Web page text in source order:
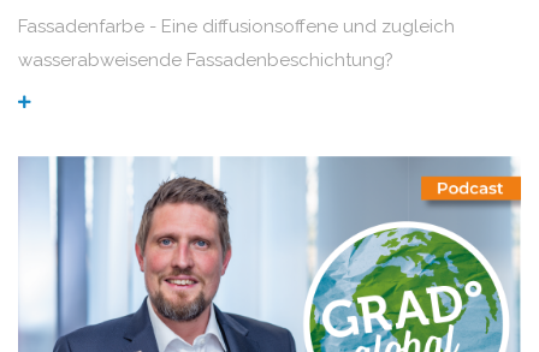
Fassadenfarbe - Eine diffusionsoffene und zugleich
wasserabweisende Fassadenbeschichtung?